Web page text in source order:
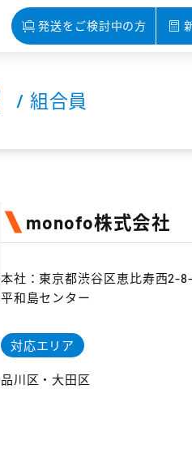
発送をご検討中の方
/ 組合員
monofo株式会社
本社：東京都渋谷区恵比寿西2-
平和島センター
対応エリア
品川区・大田区